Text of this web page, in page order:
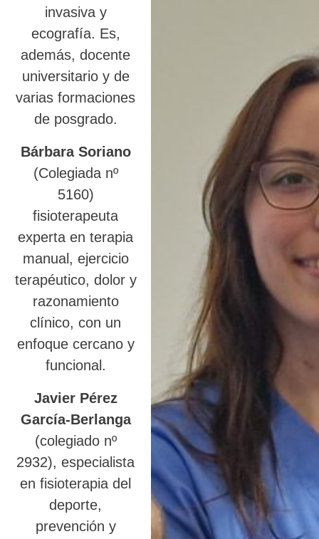
invasiva y
ecografía. Es,
además, docente
universitario y de
varias formaciones
de posgrado.
Bárbara Soriano
(Colegiada nº
5160)
fisioterapeuta
experta en terapia
manual, ejercicio
terapéutico, dolor y
razonamiento
clínico, con un
enfoque cercano y
funcional.
Javier Pérez
García-Berlanga
(colegiado nº
2932), especialista
en fisioterapia del
deporte,
prevención y